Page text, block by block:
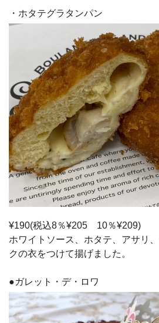
・ホタテグラタンパン
¥190(税込8％¥205 10％¥209)
ホワイトソース、ホタテ、アサリ
クの衣をつけて揚げました。
●ガレット・デ・ロワ